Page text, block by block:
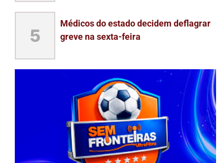
5
Médicos do estado decidem deflagrar
greve na sexta-feira